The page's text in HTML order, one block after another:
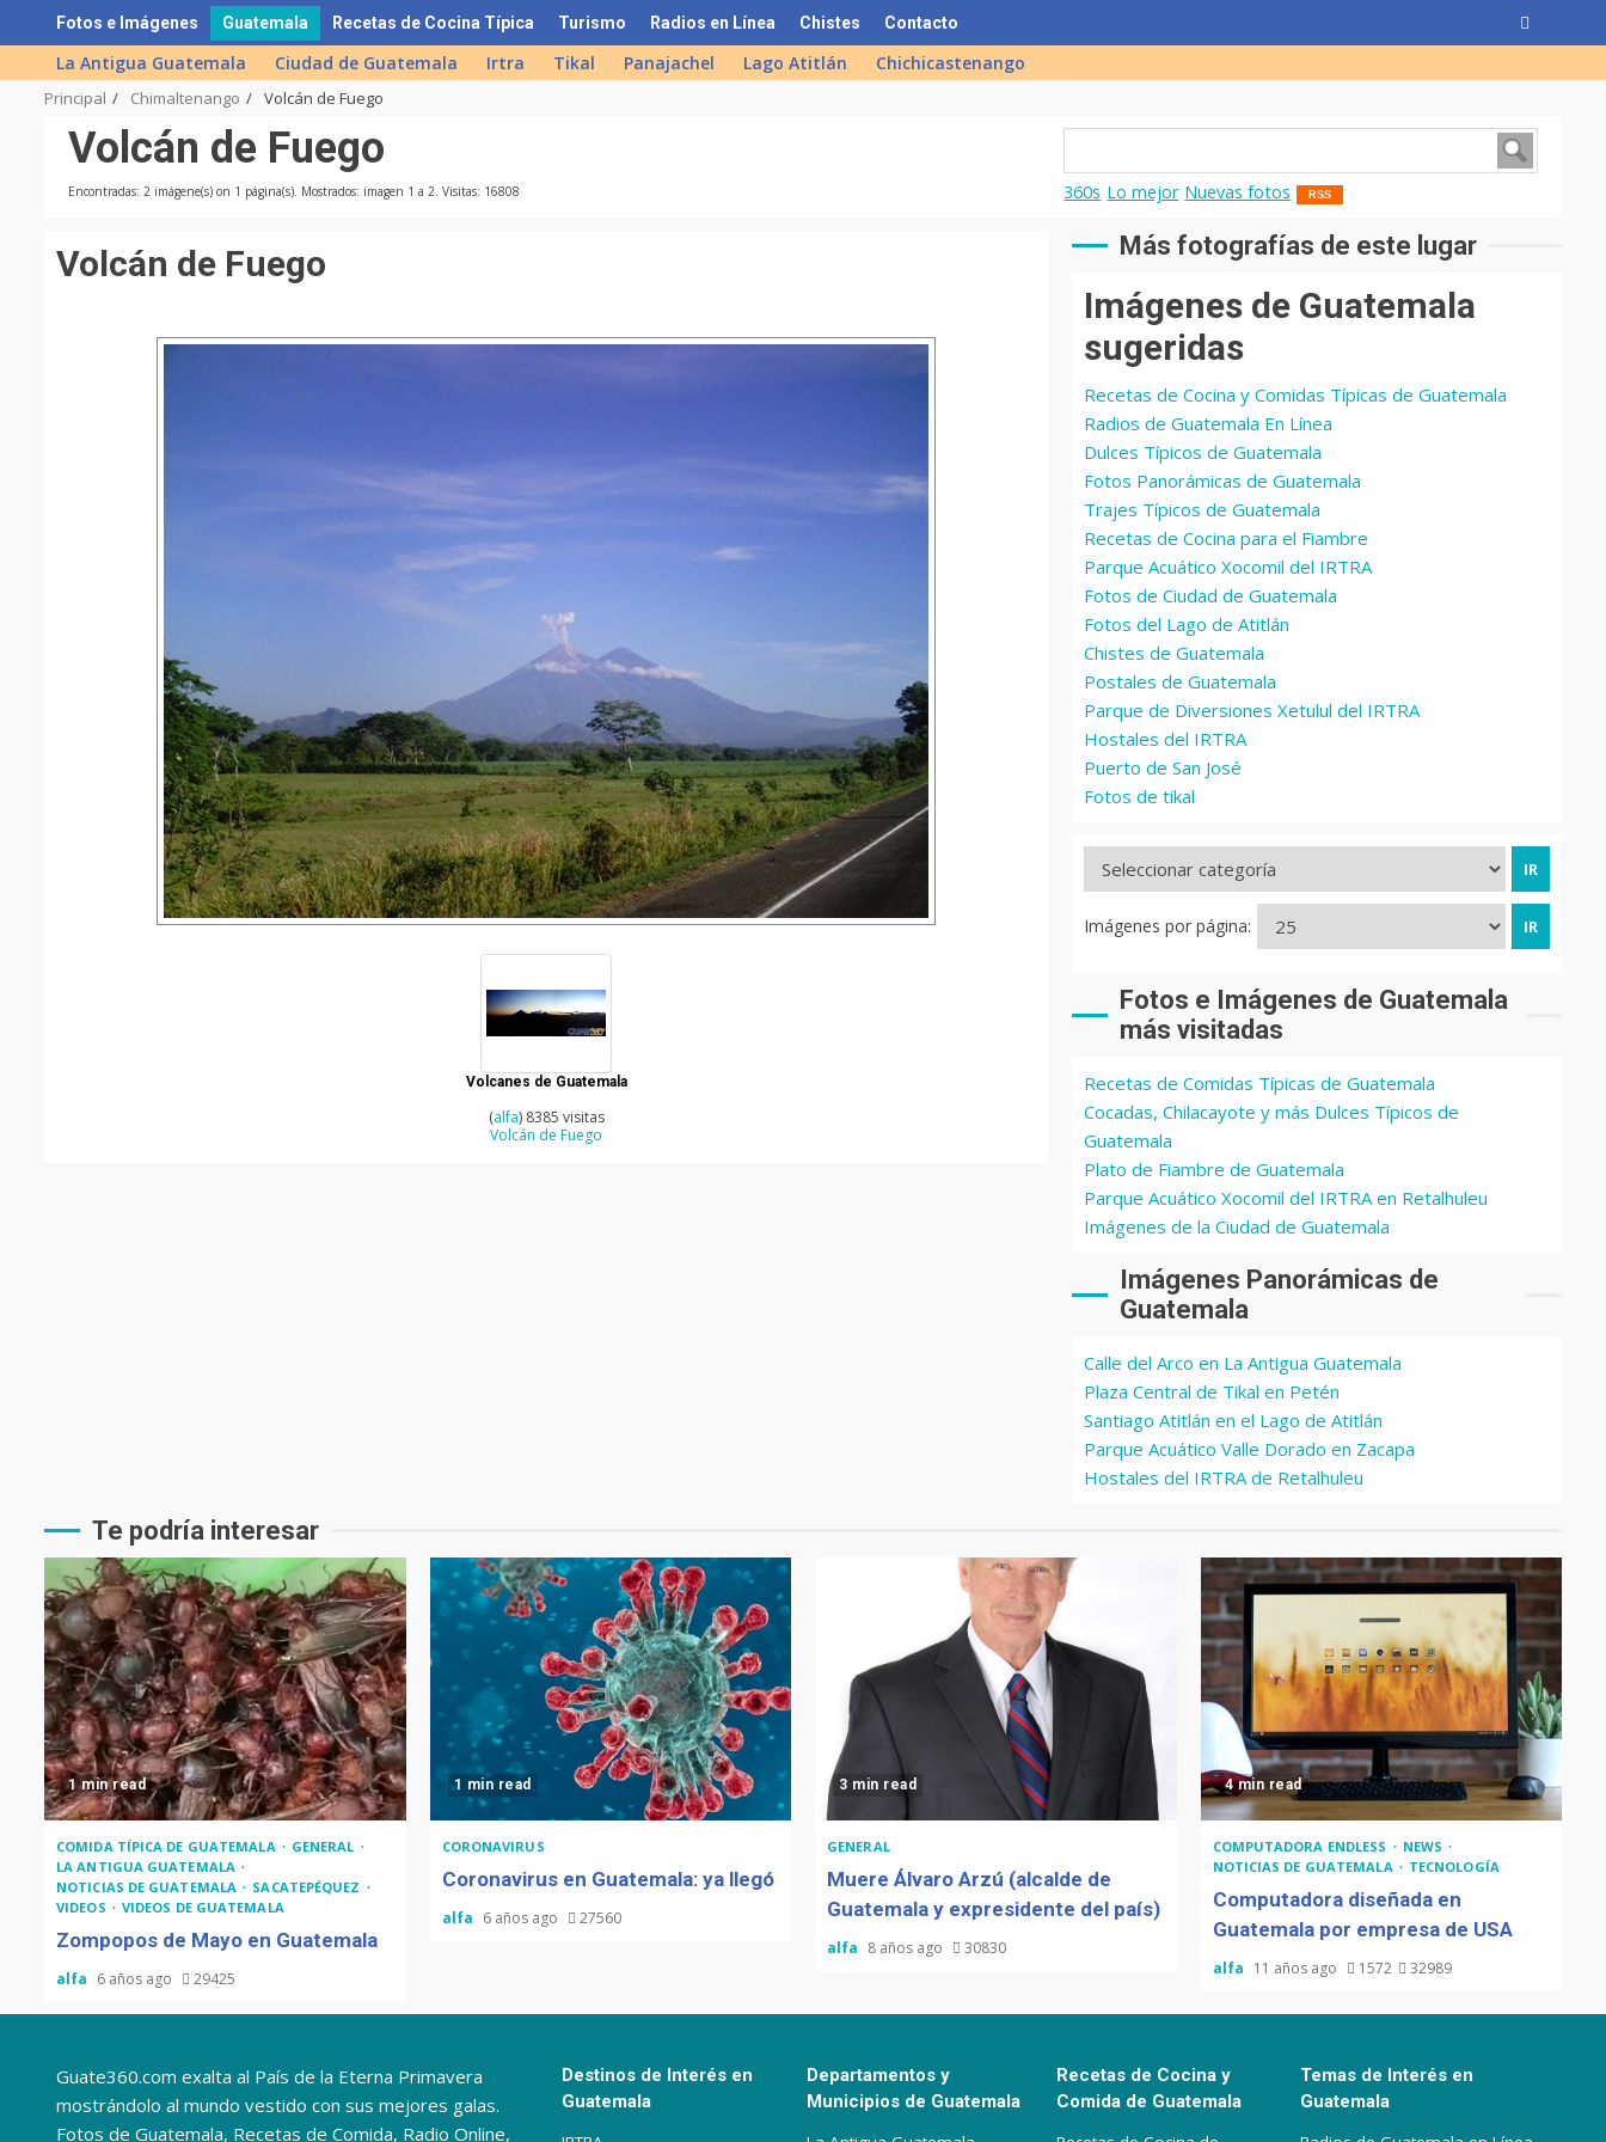
to
content
Fotos e Imágenes Guatemala Recetas de Cocina Típica Turismo Radios en Línea Chistes Contacto
La Antigua Guatemala Ciudad de Guatemala Irtra Tikal Panajachel Lago Atitlán Chichicastenango
Principal Chimaltenango Volcán de Fuego
Volcán de Fuego
Encontradas: 2 imágene(s) on 1 página(s). Mostrados: imagen 1 a 2. Visitas: 16808 360s Lo mejor Nuevas fotos RSS
Volcán de Fuego
Volcanes de Guatemala
(alfa) 8385 visitas
Volcán de Fuego
Más fotografías de este lugar
Imágenes de Guatemala
sugeridas
Recetas de Cocina y Comidas Típicas de Guatemala
Radios de Guatemala En Línea
Dulces Típicos de Guatemala
Fotos Panorámicas de Guatemala
Trajes Típicos de Guatemala
Recetas de Cocina para el Fiambre
Parque Acuático Xocomil del IRTRA
Fotos de Ciudad de Guatemala
Fotos del Lago de Atitlán
Chistes de Guatemala
Postales de Guatemala
Parque de Diversiones Xetulul del IRTRA
Hostales del IRTRA
Puerto de San José
Fotos de tikal
Imágenes por página:
Fotos e Imágenes de Guatemala
más visitadas
Recetas de Comidas Típicas de Guatemala
Cocadas, Chilacayote y más Dulces Típicos de
Guatemala
Plato de Fiambre de Guatemala
Parque Acuático Xocomil del IRTRA en Retalhuleu
Imágenes de la Ciudad de Guatemala
Imágenes Panorámicas de
Guatemala
Calle del Arco en La Antigua Guatemala
Plaza Central de Tikal en Petén
Santiago Atitlán en el Lago de Atitlán
Parque Acuático Valle Dorado en Zacapa
Hostales del IRTRA de Retalhuleu
Te podría interesar
1 min read
COMIDA TÍPICA DE GUATEMALA
GENERAL
LA ANTIGUA GUATEMALA
NOTICIAS DE GUATEMALA
SACATEPÉQUEZ
VIDEOS
VIDEOS DE GUATEMALA
Zompopos de Mayo en Guatemala
alfa 6 años ago 29425
1 min read
CORONAVIRUS
Coronavirus en Guatemala: ya llegó
alfa 6 años ago 27560
3 min read
GENERAL
Muere Álvaro Arzú (alcalde de
Guatemala y expresidente del país)
alfa 8 años ago 30830
4 min read
COMPUTADORA ENDLESS
NEWS
NOTICIAS DE GUATEMALA
TECNOLOGÍA
Computadora diseñada en
Guatemala por empresa de USA
alfa 11 años ago 1572 32989
Guate360.com exalta al País de la Eterna Primavera
mostrándolo al mundo vestido con sus mejores galas.
Fotos de Guatemala, Recetas de Comida, Radio Online,
Destinos de Interés en
Guatemala
Departamentos y
Municipios de Guatemala
Recetas de Cocina y
Comida de Guatemala
Temas de Interés en
Guatemala